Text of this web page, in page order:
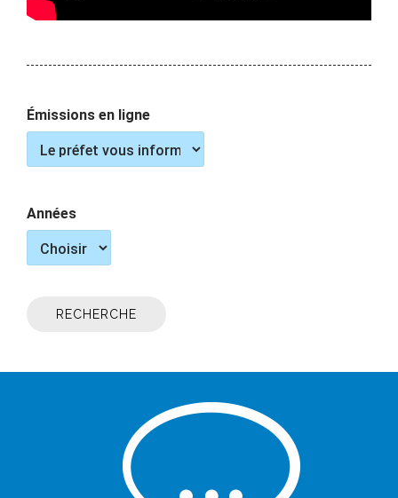
Émissions en ligne
Années
RECHERCHE